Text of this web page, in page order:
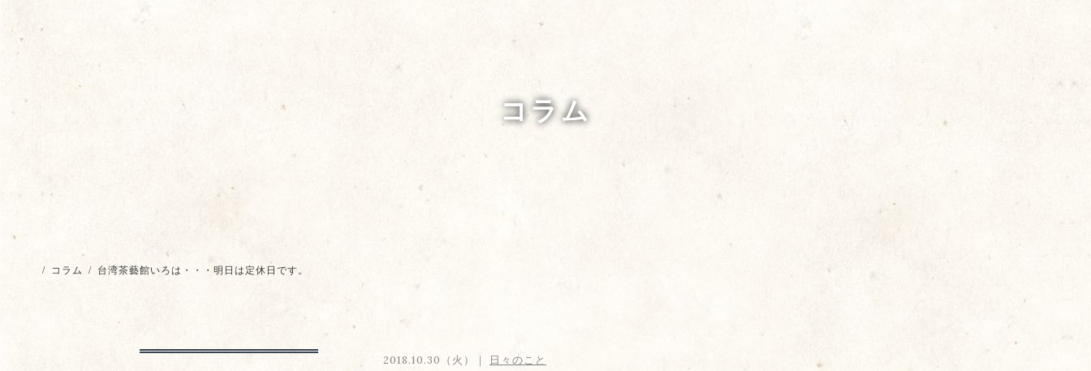
コラム
/ コラム / 台湾茶藝館いろは・・・明日は定休日です。
2018.10.30（火）｜ 日々のこと